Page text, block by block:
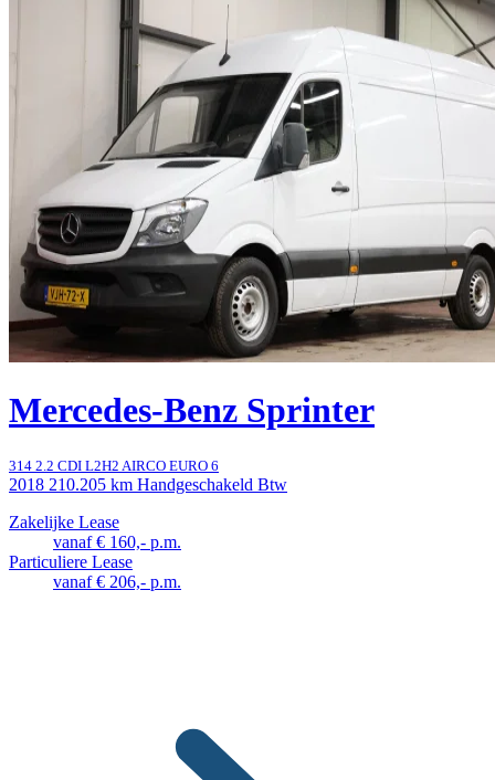
Mercedes-Benz Sprinter
314 2.2 CDI L2H2 AIRCO EURO 6
2018 210.205 km Handgeschakeld Btw
Zakelijke Lease
vanaf € 160,- p.m.
Particuliere Lease
vanaf € 206,- p.m.